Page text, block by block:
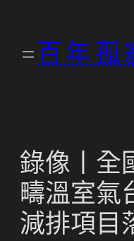
百年孤
錄像丨全
疇溫室氣
減排項目